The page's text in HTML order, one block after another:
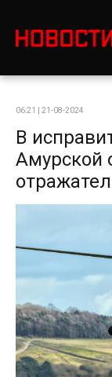
06:21 | 21-08-2024
В
Амурской